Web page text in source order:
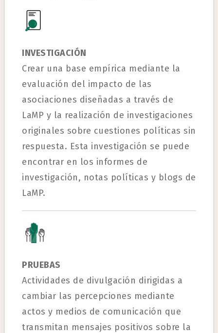
INVESTIGACIÓN
Crear una base empírica mediante la
evaluación del impacto de las
asociaciones diseñadas a través de
LaMP y la realización de investigaciones
originales sobre cuestiones políticas sin
respuesta. Esta investigación se puede
encontrar en los informes de
investigación, notas políticas y blogs de
LaMP.
PRUEBAS
Actividades de divulgación dirigidas a
cambiar las percepciones mediante
actos y medios de comunicación que
transmitan mensajes positivos sobre la